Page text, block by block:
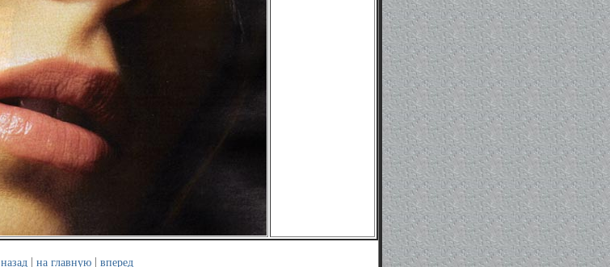
назад | на главную | вперед